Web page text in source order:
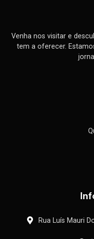
Venha nos visitar e
tem a oferecer.
Rua Luís Mauri